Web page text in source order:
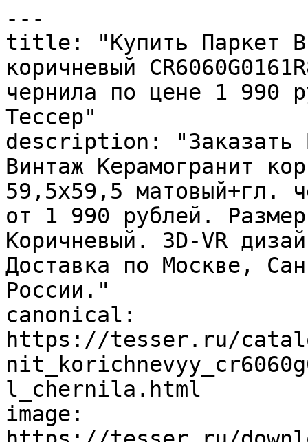
---
title: "Купить Паркет
коричневый
чернила по цене 1 990
Тессер"
description: "Заказать
Винтаж Керамогранит
59,5х59,5 матовый+гл.
от 1 990 рублей.
Коричневый. 3D-VR
Доставка по Москве,
России."
canonical:
https://tesser.ru/
l_chernila.html
image: